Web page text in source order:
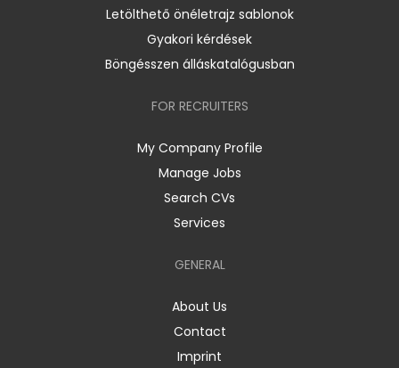
Letölthető önéletrajz sablonok
Gyakori kérdések
Böngésszen álláskatalógusban
FOR RECRUITERS
My Company Profile
Manage Jobs
Search CVs
Services
GENERAL
About Us
Contact
Imprint